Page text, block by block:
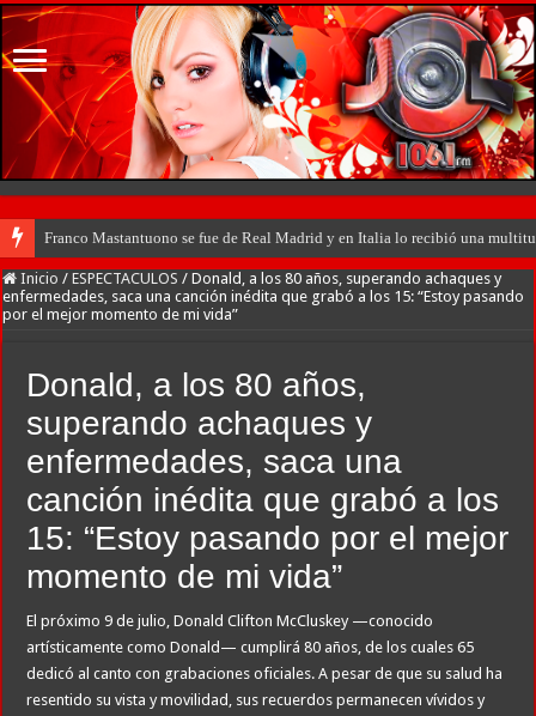
Franco Mastantuono se fue de Real Madrid y en Italia lo recibió una
Inicio / ESPECTACULOS / Donald, a los 80 años, superando achaques y
enfermedades, saca una canción inédita que grabó a los 15: “Estoy pasando
por el mejor momento de mi vida”
Donald, a los 80 años,
superando achaques y
enfermedades, saca una
canción inédita que grabó a los
15: “Estoy pasando por el mejor
momento de mi vida”
El próximo 9 de julio, Donald Clifton McCluskey —conocido
artísticamente como Donald— cumplirá 80 años, de los cuales 65
dedicó al canto con grabaciones oficiales. A pesar de que su salud ha
resentido su vista y movilidad, sus recuerdos permanecen vívidos y